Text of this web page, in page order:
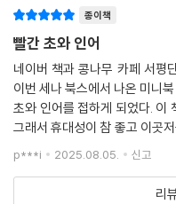
--- p.63
할아버지는 할머니가 돌아오기
를 안고 돌아오는 것이었습니다.
--- p.69
누구에게 배운 적이 없는데도
고 깜짝 놀랐습니다.
종이책
빨간 초와 인어
네이버 책과 콩나무 카페 서평
이번 세나 북스에서 나온 미니
초와 인어를 접하게 되었다. 이
그래서 휴대성이 참 좋고 이곳
은 일본의 안데르센이라고 불
다. 일본의
p***i 2025.08.05. 신고
리